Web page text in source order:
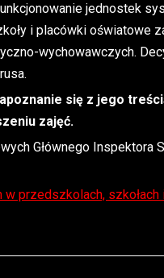
jednostek
i placówki oświatowe
wychowawczych.
się z jego
zajęć.
Głównego Inspektora
przedszkolach, szkołach